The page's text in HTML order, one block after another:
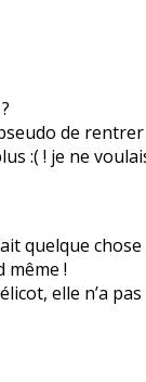
de
:( ! je ne
quelque chose
même !
elle n’a pas